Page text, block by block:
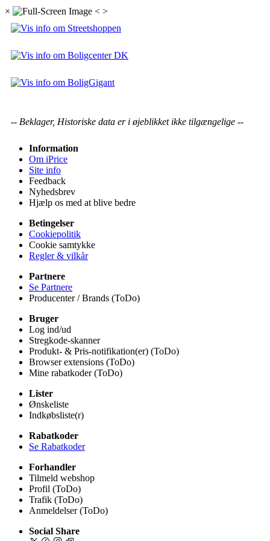
× < >
-- Beklager, Historiske data er i øjeblikket ikke tilgængelige --
Information
Om iPrice
Site info
Feedback
Nyhedsbrev
Hjælp os med at blive bedre
Betingelser
Cookiepolitik
Cookie samtykke
Regler & vilkår
Partnere
Se Partnere
Producenter / Brands (ToDo)
Bruger
Log ind/ud
Stregkode-skanner
Produkt- & Pris-notifikation(er) (ToDo)
Browser extensions (ToDo)
Mine rabatkoder (ToDo)
Lister
Ønskeliste
Indkøbsliste(r)
Rabatkoder
Se Rabatkoder
Forhandler
Tilmeld webshop
Profil (ToDo)
Trafik (ToDo)
Anmeldelser (ToDo)
Social Share